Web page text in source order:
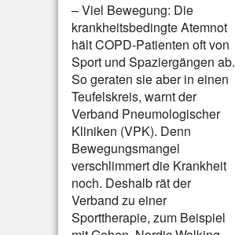
– Viel Bewegung: Die
krankheitsbedingte Atemnot
hält COPD-Patienten oft von
Sport und Spaziergängen ab.
So geraten sie aber in einen
Teufelskreis, warnt der
Verband Pneumologischer
Kliniken (VPK). Denn
Bewegungsmangel
verschlimmert die Krankheit
noch. Deshalb rät der
Verband zu einer
Sporttherapie, zum Beispiel